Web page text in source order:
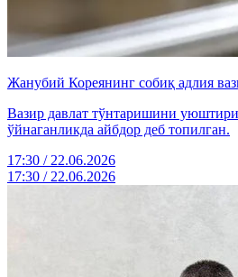
Жанубий Кореянинг собиқ адлия
Вазир давлат тўнтаришини
ўйнаганликда айбдор деб топилган.
17:30 / 22.06.2026
17:30 / 22.06.2026